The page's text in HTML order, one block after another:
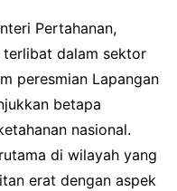
Pertahanan,
terlibat dalam sektor
peresmian Lapangan
betapa
nasional.
di wilayah yang
erat dengan aspek